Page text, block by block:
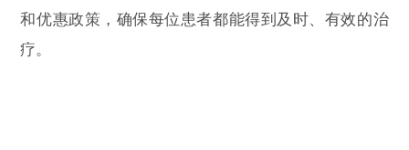
和优惠政策，确保每位患者都能得到及时、有效的治
疗。